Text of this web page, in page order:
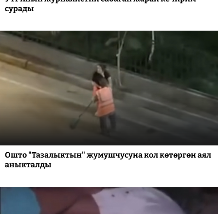
сурады
Ошто "Тазалыктын" жумушчусуна кол көтөргөн аял
аныкталды